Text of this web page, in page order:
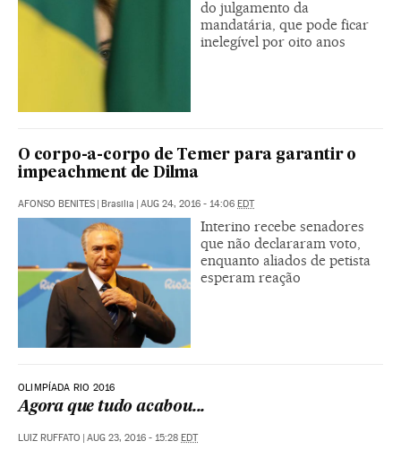
do julgamento da
mandatária, que pode ficar
inelegível por oito anos
O corpo-a-corpo de Temer para garantir o
impeachment de Dilma
AFONSO BENITES | Brasilia | AUG 24, 2016 - 14:06 EDT
Interino recebe senadores
que não declararam voto,
enquanto aliados de petista
esperam reação
OLIMPÍADA RIO 2016
Agora que tudo acabou...
LUIZ RUFFATO | AUG 23, 2016 - 15:28 EDT